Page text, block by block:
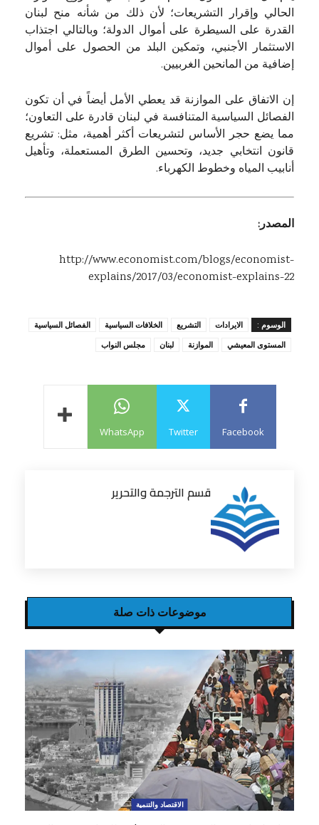
الحالي وإقرار التشريعات؛ لأن ذلك من شأنه منح لبنان
القدرة على السيطرة على أموال الدولة؛ وبالتالي اجتذاب
الاستثمار الأجنبي، وتمكين البلد من الحصول على أموال
إضافية من المانحين الغربيين.
إن الاتفاق على الموازنة قد يعطي الأمل أيضاً في أن تكون
الفصائل السياسية المتنافسة في لبنان قادرة على التعاون؛
مما يضع حجر الأساس لتشريعات أكثر أهمية، مثل: تشريع
قانون انتخابي جديد، وتحسين الطرق المستعملة، وتأهيل
أنابيب المياه وخطوط الكهرباء.
المصدر:
http://www.economist.com/blogs/economist-
explains/2017/03/economist-explains-22
الوسوم : الايرادات التشريع الخلافات السياسية
الفصائل السياسية
المستوى المعيشي
الموازنة لبنان مجلس النواب
Facebook
Twitter
WhatsApp
قسم الترجمة والتحرير
موضوعات ذات صلة
الاقتصاد والتنمية